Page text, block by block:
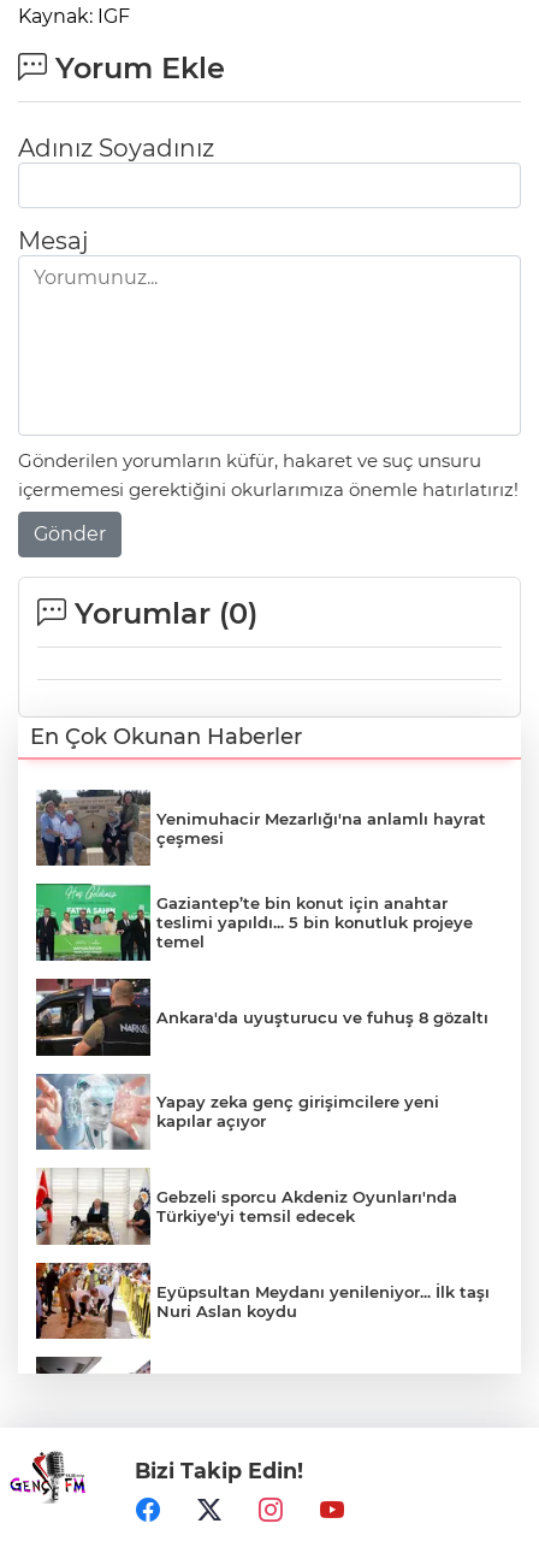
Kaynak: IGF
Yorum Ekle
Adınız Soyadınız
Mesaj
Gönderilen yorumların küfür, hakaret ve suç unsuru
içermemesi gerektiğini okurlarımıza önemle hatırlatırız!
Gönder
Yorumlar (0)
En Çok Okunan Haberler
Yenimuhacir Mezarlığı'na anlamlı hayrat
çeşmesi
Gaziantep’te bin konut için anahtar
teslimi yapıldı... 5 bin konutluk projeye
temel
Ankara'da uyuşturucu ve fuhuş 8 gözaltı
Yapay zeka genç girişimcilere yeni
kapılar açıyor
Gebzeli sporcu Akdeniz Oyunları'nda
Türkiye'yi temsil edecek
Eyüpsultan Meydanı yenileniyor... İlk taşı
Nuri Aslan koydu
Kütahya’da komşuluk bağları güçleniyor
Bizi Takip Edin!